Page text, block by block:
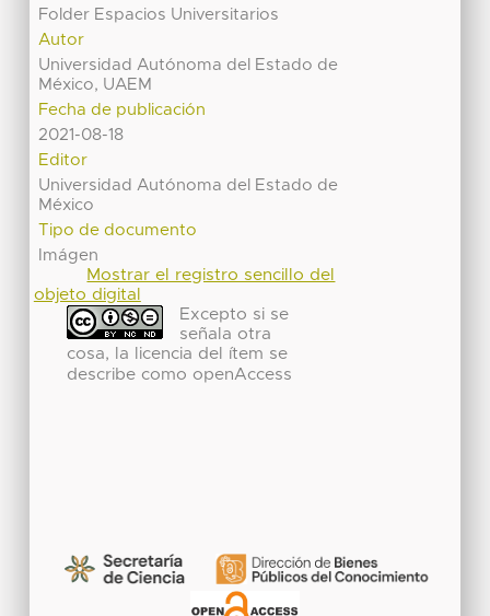
Folder Espacios Universitarios
Autor
Universidad Autónoma del Estado de
México, UAEM
Fecha de publicación
2021-08-18
Editor
Universidad Autónoma del Estado de
México
Tipo de documento
Imágen
Mostrar el registro sencillo del
objeto digital
Excepto si se
señala otra
cosa, la licencia del ítem se
describe como openAccess